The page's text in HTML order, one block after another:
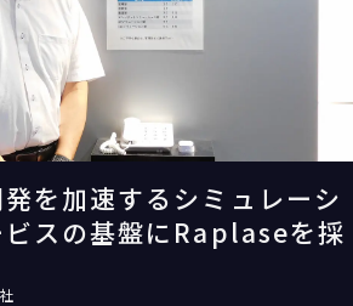
を加速するシミュレーシ
ビスの基盤にRaplaseを採